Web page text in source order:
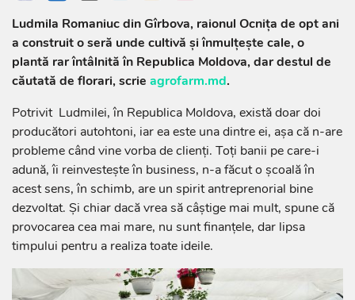
Ludmila Romaniuc din Gîrbova, raionul Ocnița de opt ani
a construit o seră unde cultivă și înmulțește cale, o
plantă rar întâlnită în Republica Moldova, dar destul de
căutată de florari, scrie agrofarm.md.
Potrivit Ludmilei, în Republica Moldova, există doar doi
producători autohtoni, iar ea este una dintre ei, așa că n-are
probleme când vine vorba de clienți. Toți banii pe care-i
adună, îi reinvestește în business, n-a făcut o școală în
acest sens, în schimb, are un spirit antreprenorial bine
dezvoltat. Și chiar dacă vrea să câștige mai mult, spune că
provocarea cea mai mare, nu sunt finanțele, dar lipsa
timpului pentru a realiza toate ideile.